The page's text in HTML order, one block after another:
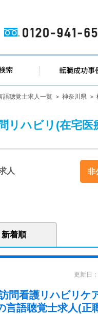
求人検索
語聴覚士求人一覧 神奈川県
リハビリ(在宅医
人 非
新着順
更新日
問看護リハビリケ
言語聴覚士求人(正